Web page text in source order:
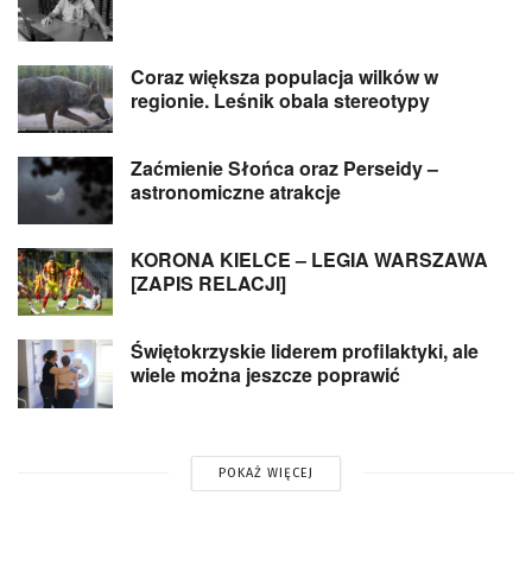
Coraz większa populacja wilków w
regionie. Leśnik obala stereotypy
Zaćmienie Słońca oraz Perseidy –
astronomiczne atrakcje
KORONA KIELCE – LEGIA WARSZAWA
[ZAPIS RELACJI]
Świętokrzyskie liderem profilaktyki, ale
wiele można jeszcze poprawić
POKAŻ WIĘCEJ